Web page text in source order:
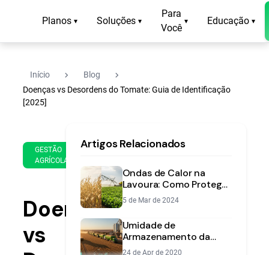
Planos ▾ Soluções ▾
Para
Você
▾ Educação ▾
Início navigate_next Blog navigate_next
Doenças vs Desordens do Tomate: Guia de Identificação
[2025]
GESTÃO
AGRÍCOLA
de
de
2025
min
leitura
Doenças
vs
Artigos Relacionados
Ondas de Calor na
Lavoura: Como Proteger
Soja e Milho do Estresse
Climático
5 de Mar de 2024
Umidade de
Armazenamento da
Soja: O Guia Definitivo
24 de Apr de 2020